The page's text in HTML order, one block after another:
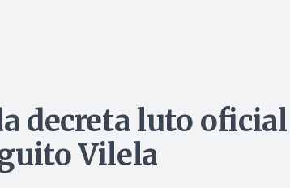
decreta luto
Vilela